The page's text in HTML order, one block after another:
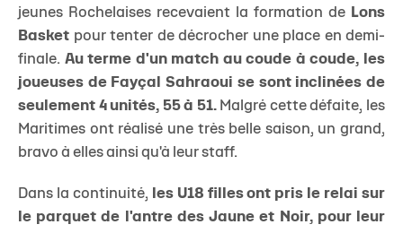
jeunes Rochelaises recevaient la formation de Lons
Basket pour tenter de décrocher une place en demi-
finale. Au terme d'un match au coude à coude, les
joueuses de Fayçal Sahraoui se sont inclinées de
seulement 4 unités, 55 à 51.Malgré cette défaite, les
Maritimes ont réalisé une très belle saison, un grand,
bravo à elles ainsi qu'à leur staff.
Dans la continuité,
les U18 filles ont pris le relai sur
le parquet de l'antre des Jaune et Noir, pour leur